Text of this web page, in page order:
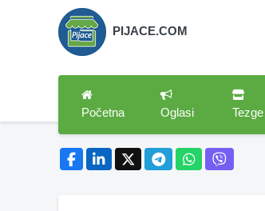
PIJACE.COM
Početna Oglasi Tezge